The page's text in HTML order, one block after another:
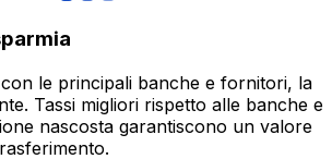
le principali banche e fornitori, la
Tassi migliori rispetto alle banche e
nascosta garantiscono un valore